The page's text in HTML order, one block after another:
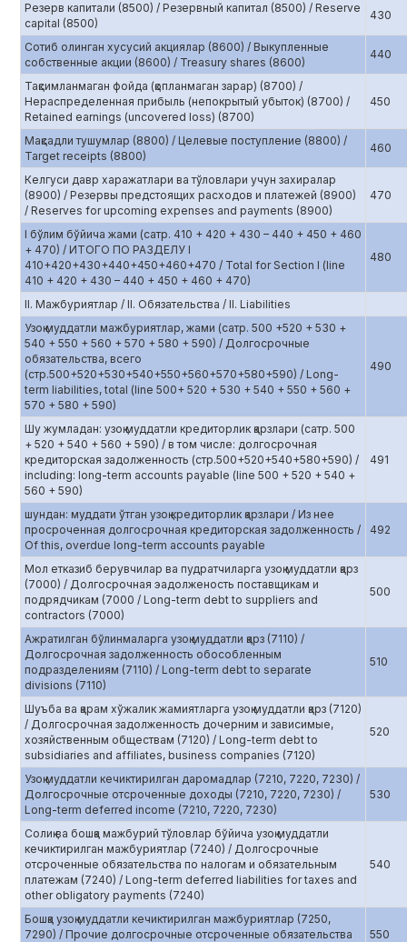
Резерв капитали (8500) / Резервный капитал (8500) / Reserve
capital (8500)
430
Сотиб олинган хусусий акциялар (8600) / Выкупленные
собственные акции (8600) / Treasury shares (8600)
440
Тақсимланмаган фойда (қопланмаган зарар) (8700) /
Нераспределенная прибыль (непокрытый убыток) (8700) /
Retained earnings (uncovered loss) (8700)
450
Мақсадли тушумлар (8800) / Целевые поступление (8800) /
Target receipts (8800)
460
Келгуси давр харажатлари ва тўловлари учун захиралар
(8900) / Резервы предстоящих расходов и платежей (8900)
/ Reserves for upcoming expenses and payments (8900)
470
I бўлим бўйича жами (сатр. 410 + 420 + 430 – 440 + 450 + 460
+ 470) / ИТОГО ПО РАЗДЕЛУ I
410+420+430+440+450+460+470 / Total for Section I (line
410 + 420 + 430 – 440 + 450 + 460 + 470)
480
II. Мажбуриятлар / II. Обязательства / II. Liabilities
Узоқ муддатли мажбуриятлар, жами (сатр. 500 +520 + 530 +
540 + 550 + 560 + 570 + 580 + 590) / Долгосрочные
обязательства, всего
(стр.500+520+530+540+550+560+570+580+590) / Long-
term liabilities, total (line 500+ 520 + 530 + 540 + 550 + 560 +
570 + 580 + 590)
490
Шу жумладан: узоқ муддатли кредиторлик қарзлари (сатр. 500
+ 520 + 540 + 560 + 590) / в том числе: долгосрочная
кредиторская задолженность (стр.500+520+540+580+590) /
including: long-term accounts payable (line 500 + 520 + 540 +
560 + 590)
491
шундан: муддати ўтган узоқ кредиторлик қарзлари / Из нее
просроченная долгосрочная кредиторская задолженность /
Of this, overdue long-term accounts payable
492
Мол етказиб берувчилар ва пудратчиларга узоқ муддатли қарз
(7000) / Долгосрочная эадолженость поставщикам и
подрядчикам (7000 / Long-term debt to suppliers and
contractors (7000)
500
Ажратилган бўлинмаларга узоқ муддатли қарз (7110) /
Долгосрочная задолженность обособленным
подразделениям (7110) / Long-term debt to separate
divisions (7110)
510
Шуъба ва қарам хўжалик жамиятларга узоқ муддатли қарз (7120)
/ Долгосрочная задолженность дочерним и зависимые,
хозяйственным обществам (7120) / Long-term debt to
subsidiaries and affiliates, business companies (7120)
520
Узоқ муддатли кечиктирилган даромадлар (7210, 7220, 7230) /
Долгосрочные отсроченные доходы (7210, 7220, 7230) /
Long-term deferred income (7210, 7220, 7230)
530
Солиқ ва бошқа мажбурий тўловлар бўйича узоқ муддатли
кечиктирилган мажбуриятлар (7240) / Долгосрочные
отсроченные обязательства по налогам и обязательным
платежам (7240) / Long-term deferred liabilities for taxes and
other obligatory payments (7240)
540
Бошқа узоқ муддатли кечиктирилган мажбуриятлар (7250,
7290) / Прочие долгосрочные отсроченные обязательства
550